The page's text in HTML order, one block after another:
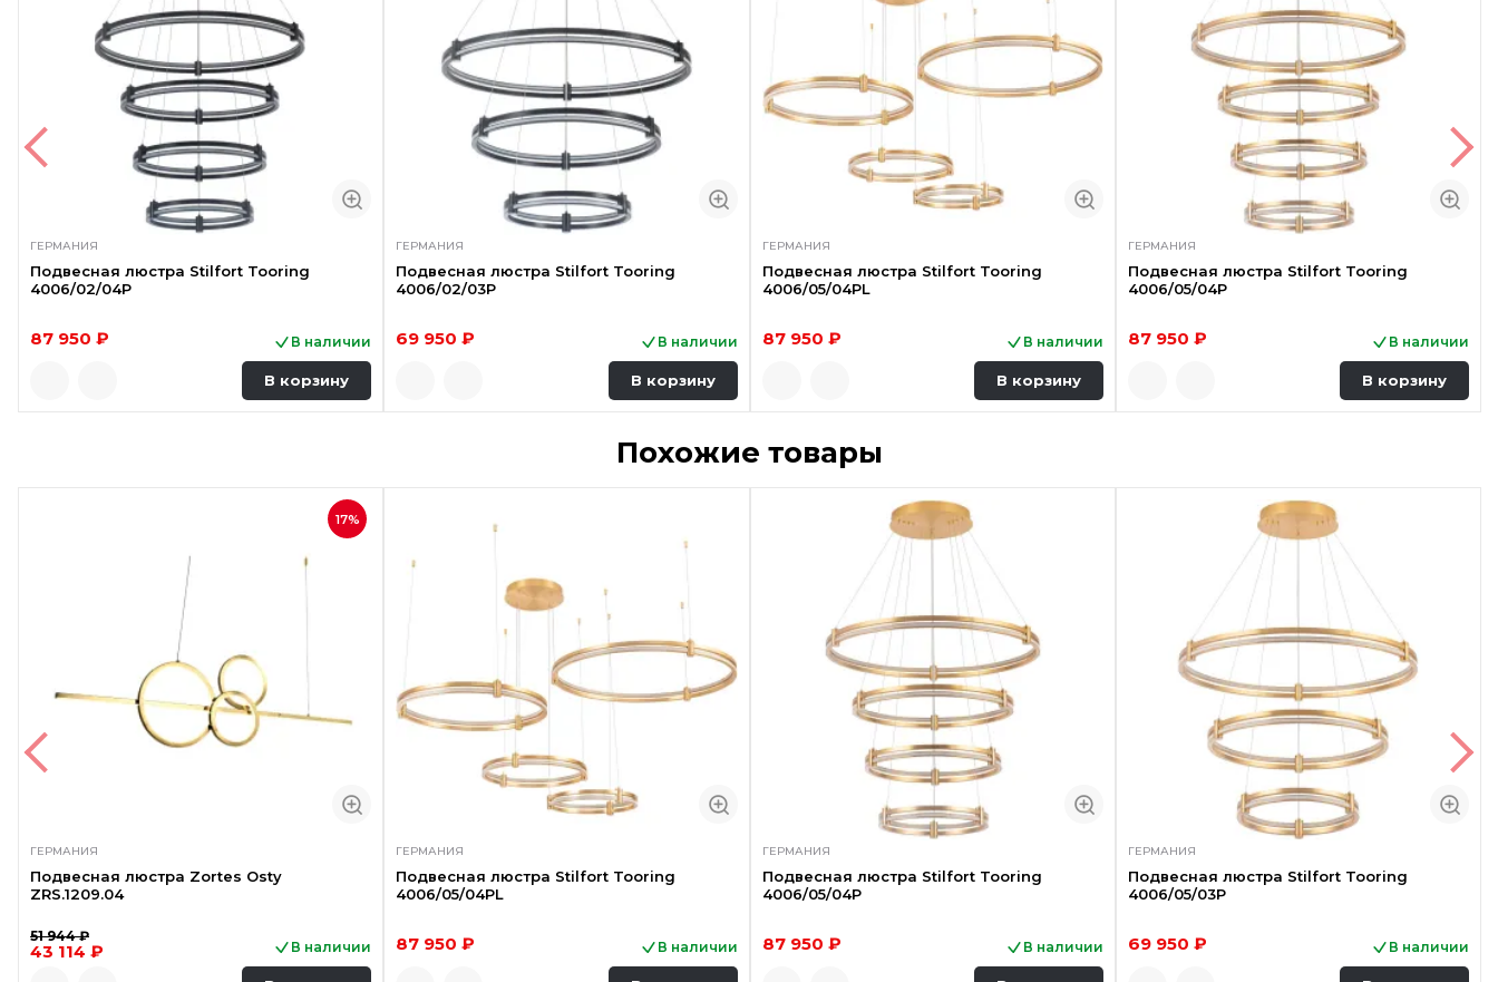
ГЕРМАНИЯ
Подвесная люстра Stilfort Tooring
4006/02/04P
87 950 ₽ В наличии
В корзину
ГЕРМАНИЯ
Подвесная люстра Stilfort Tooring
4006/02/03P
69 950 ₽ В наличии
В корзину
ГЕРМАНИЯ
Подвесная люстра Stilfort Tooring
4006/05/04PL
87 950 ₽ В наличии
В корзину
ГЕРМАНИЯ
Подвесная люстра Stilfort Tooring
4006/05/04P
87 950 ₽ В наличии
В корзину
Похожие товары
17%
ГЕРМАНИЯ
Подвесная люстра Zortes Osty
ZRS.1209.04
51 944 ₽
43 114 ₽ В наличии
ГЕРМАНИЯ
Подвесная люстра Stilfort Tooring
4006/05/04PL
87 950 ₽ В наличии
ГЕРМАНИЯ
Подвесная люстра Stilfort Tooring
4006/05/04P
87 950 ₽ В наличии
ГЕРМАНИЯ
Подвесная люстра Stilfort Tooring
4006/05/03P
69 950 ₽ В наличии